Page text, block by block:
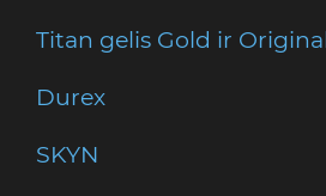
Titan gelis Gold ir
Durex
SKYN